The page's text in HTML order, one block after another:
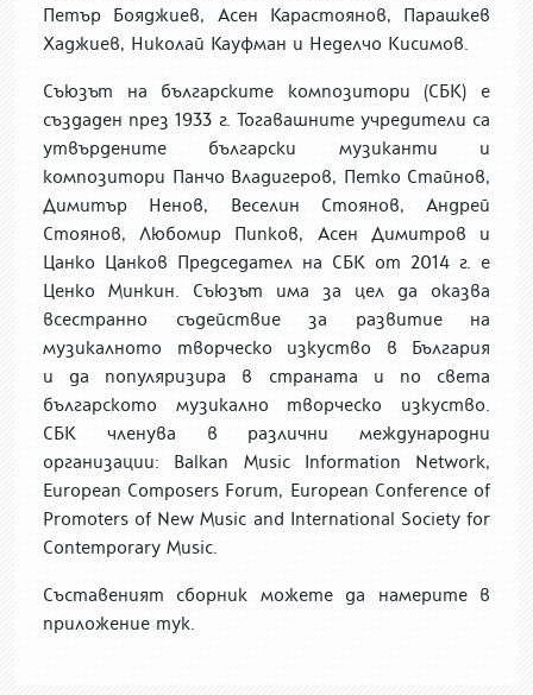
Петър Бояджиев, Асен Карастоянов, Парашкев
Хаджиев, Николай Кауфман и Неделчо Кисимов.
Съюзът на българските композитори (СБК) е
създаден през 1933 г. Тогавашните учредители са
утвърдените български музиканти и
композитори Панчо Владигеров, Петко Стайнов,
Димитър Ненов, Веселин Стоянов, Андрей
Стоянов, Любомир Пипков, Асен Димитров и
Цанко Цанков Председател на СБК от 2014 г. е
Ценко Минкин. Съюзът има за цел да оказва
всестранно съдействие за развитие на
музикалното творческо изкуство в България
и да популяризира в страната и по света
българското музикално творческо изкуство.
СБК членува в различни международни
организации: Balkan Music Information Network,
European Composers Forum, European Conference of
Promoters of New Music and International Society for
Contemporary Music.
Съставеният сборник можете да намерите в
приложение тук.